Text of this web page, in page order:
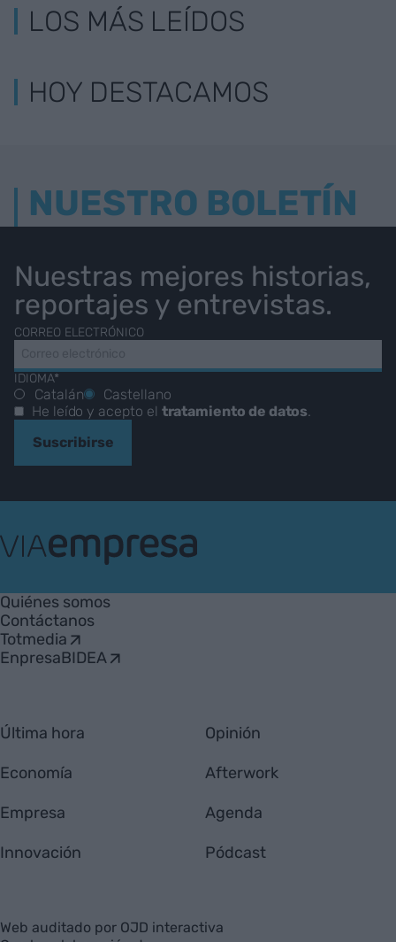
LOS MÁS LEÍDOS
HOY DESTACAMOS
NUESTRO BOLETÍN
Nuestras mejores historias,
reportajes y entrevistas.
CORREO ELECTRÓNICO
IDIOMA*
Catalán
Castellano
He leído y acepto el tratamiento de datos.
Suscribirse
Empresa
Quiénes somos
Contáctanos
Totmedia
EnpresaBIDEA
Última hora
Economía
Empresa
Innovación
Opinión
Afterwork
Agenda
Pódcast
Web auditado por OJD interactiva